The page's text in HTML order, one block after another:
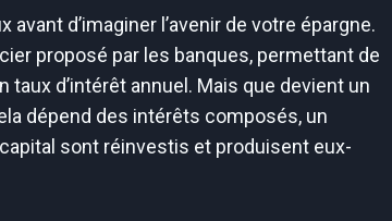
d’imaginer l’avenir de votre épargne.
proposé par les banques, permettant de
d’intérêt annuel. Mais que devient un
dépend des intérêts composés, un
sont réinvestis et produisent eux-